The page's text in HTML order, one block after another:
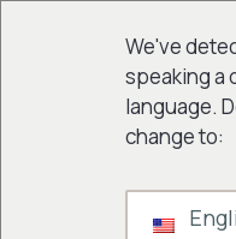
We've
speaking a
language.
change to: